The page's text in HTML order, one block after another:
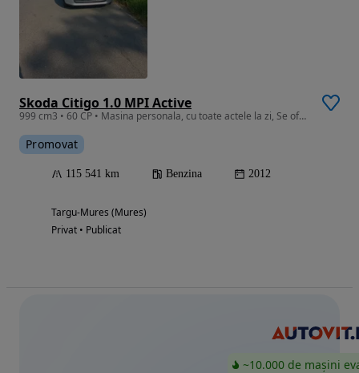
Skoda Citigo 1.0 MPI Active
999 cm3 • 60 CP • Masina personala, cu toate actele la zi, Se ofera fiscal pe loc
Promovat
115 541 km Benzina 2012
Targu-Mures (Mures)
Privat • Publicat
~10.000 de mașini